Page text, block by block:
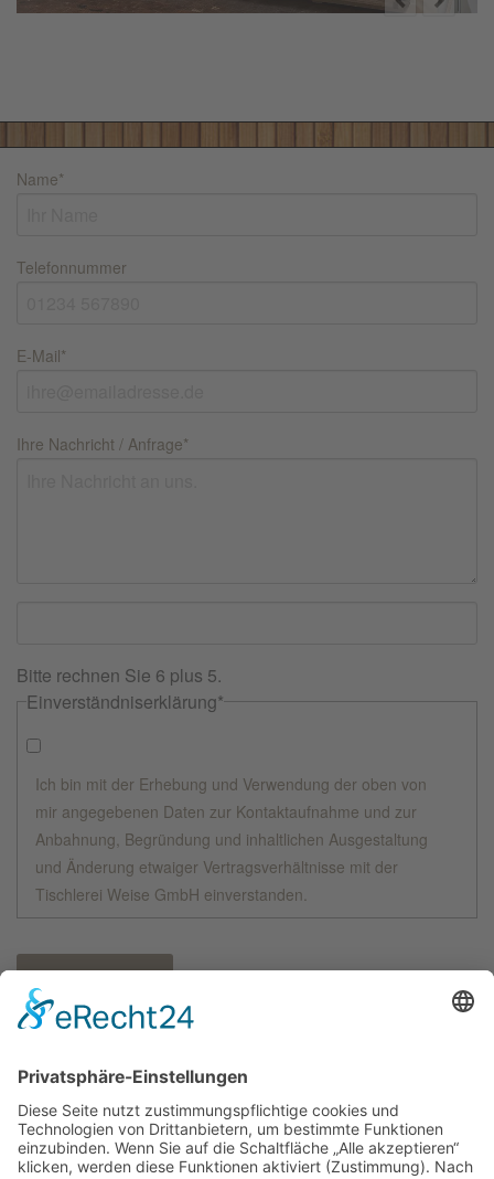
Name*
Telefonnummer
E-Mail*
Ihre Nachricht / Anfrage*
Bitte rechnen Sie 6 plus 5.
Einverständniserklärung*
Ich bin mit der Erhebung und Verwendung der oben von
mir angegebenen Daten zur Kontaktaufnahme und zur
Anbahnung, Begründung und inhaltlichen Ausgestaltung
und Änderung etwaiger Vertragsverhältnisse mit der
Tischlerei Weise GmbH einverstanden.
Nachricht senden
gekennzeichneten Felder aus und hinterlassen entweder eine
Telefonnummer oder eine E-Mail-Adresse, damit wir uns mit
Ihnen in Verbindung setzen können.